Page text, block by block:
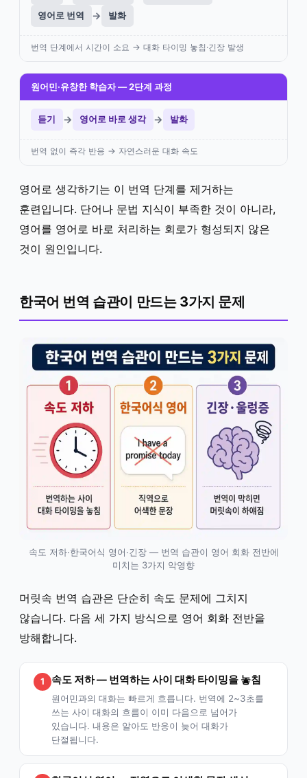
영어로 번역 → 발화
번역 단계에서 시간이 소요 → 대화 타이밍 놓침·긴장 발생
원어민·유창한 학습자 — 2단계 과정
듣기 → 영어로 바로 생각 → 발화
번역 없이 즉각 반응 → 자연스러운 대화 속도
영어로 생각하기는 이 번역 단계를 제거하는
훈련입니다. 단어나 문법 지식이 부족한 것이 아니라,
영어를 영어로 바로 처리하는 회로가 형성되지 않은
것이 원인입니다.
한국어 번역 습관이 만드는 3가지 문제
속도 저하·한국어식 영어·긴장 — 번역 습관이 영어 회화 전반에
미치는 3가지 악영향
머릿속 번역 습관은 단순히 속도 문제에 그치지
않습니다. 다음 세 가지 방식으로 영어 회화 전반을
방해합니다.
1 속도 저하 — 번역하는 사이 대화 타이밍을 놓침
원어민과의 대화는 빠르게 흐릅니다. 번역에 2~3초를
쓰는 사이 대화의 흐름이 이미 다음으로 넘어가
있습니다. 내용은 알아도 반응이 늦어 대화가
단절됩니다.